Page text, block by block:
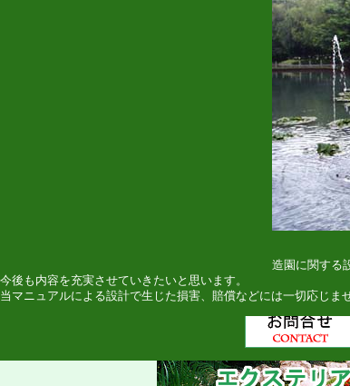
造園に関する
今後も内容を充実させていきたいと思います。
当マニュアルによる設計で生じた損害、賠償などには一切応じま